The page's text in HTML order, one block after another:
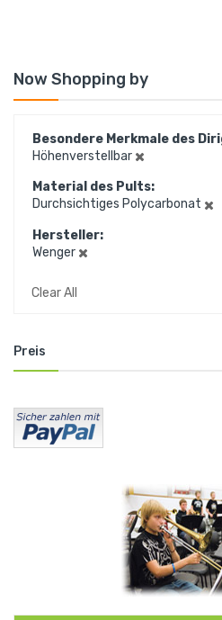
Now Shopping by
Besondere Merkmale des
Höhenverstellbar
Material des Pults
Durchsichtiges Polycarbonat
Hersteller
Wenger
Clear All
Preis